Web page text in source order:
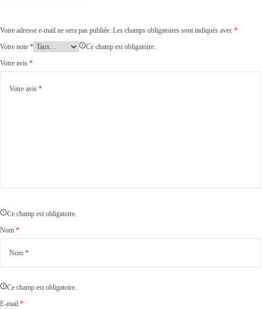
Votre adresse e-mail ne sera pas publiée. Les champs obligatoires sont indiqués avec *
Votre note *
Ce champ est obligatoire.
Votre avis *
Ce champ est obligatoire.
Nom *
Ce champ est obligatoire.
E-mail *